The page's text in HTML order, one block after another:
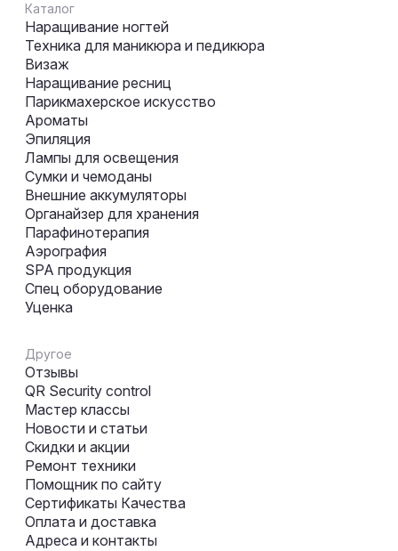
Каталог
Наращивание ногтей
Техника для маникюра и педикюра
Визаж
Наращивание ресниц
Парикмахерское искусство
Ароматы
Эпиляция
Лампы для освещения
Сумки и чемоданы
Внешние аккумуляторы
Органайзер для хранения
Парафинотерапия
Аэрография
SPA продукция
Спец оборудование
Уценка
Другое
Отзывы
QR Security control
Мастер классы
Новости и статьи
Скидки и акции
Ремонт техники
Помощник по сайту
Сертификаты Качества
Оплата и доставка
Адреса и контакты